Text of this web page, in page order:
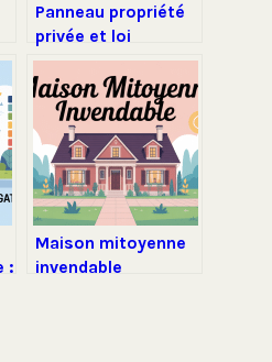
Panneau propriété
privée et loi
comment être
vraiment en règle
:
Maison mitoyenne
invendable